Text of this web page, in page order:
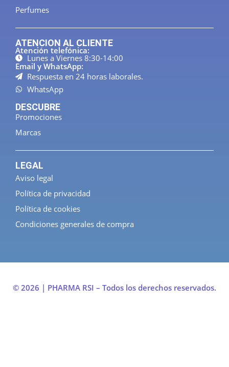
Perfumes
ATENCION AL CLIENTE
Atención telefónica:
Lunes a Viernes 8:30-14:00
Email y WhatsApp:
Respuesta en 24 horas laborales.
WhatsApp
DESCUBRE
Promociones
Marcas
LEGAL
Aviso legal
Política de privacidad
Política de cookies
Condiciones generales de compra
© 2026 | PHARMA RSI – Todos los derechos reservados.